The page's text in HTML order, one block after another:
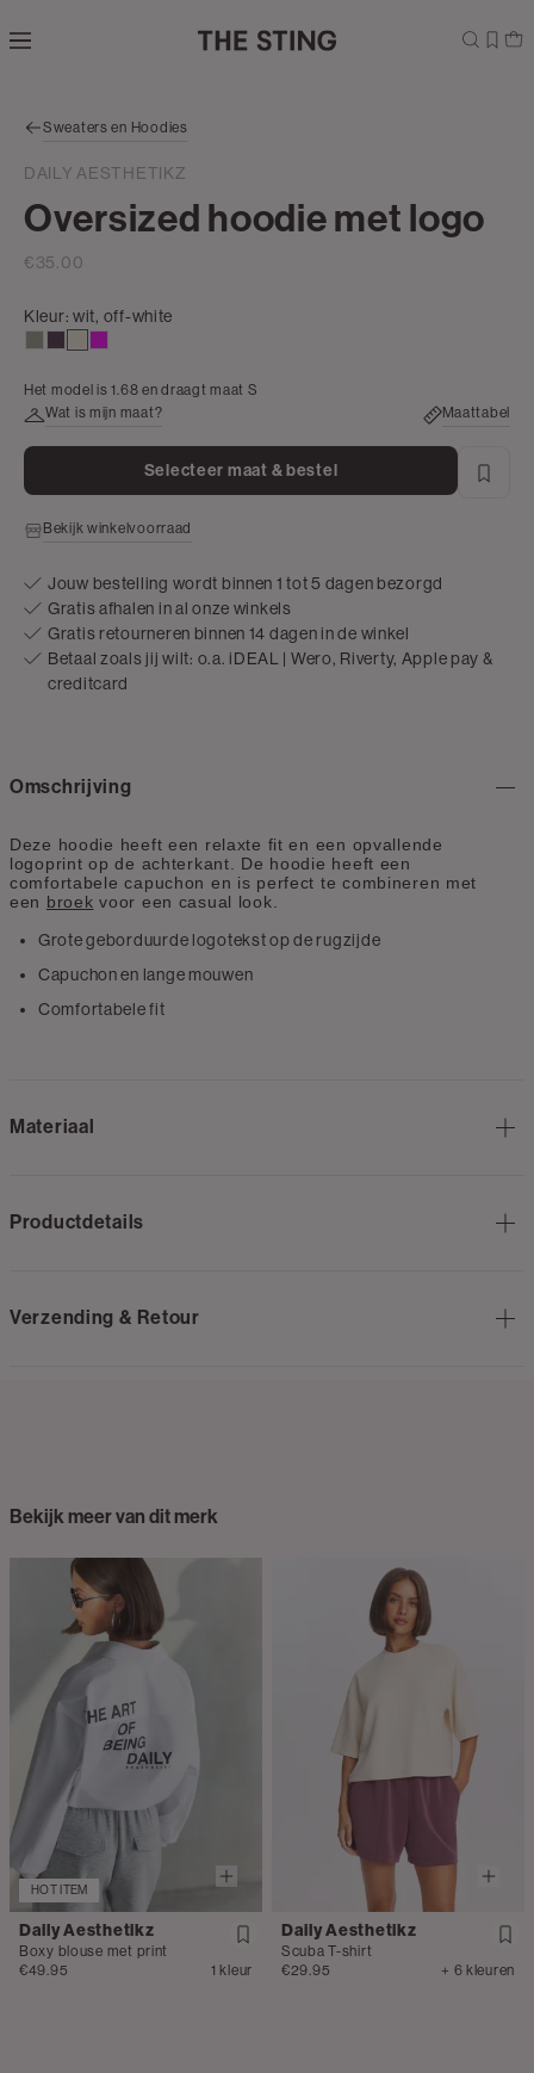
direct naar
zoekbalk
naar de
footer
Sweaters en Hoodies
DAILY AESTHETIKZ
Oversized hoodie met logo
€35.00
Kleur:wit, off-white
licht white
Het model is 1.68 en draagt maat S
Wat is mijn maat?
Maattabel
Selecteer maat & bestel
Bekijk winkelvoorraad
Jouw bestelling wordt binnen 1 tot 5 dagen bezorgd
Gratis afhalen in al onze winkels
Gratis retourneren binnen 14 dagen in de winkel
Betaal zoals jij wilt: o.a. iDEAL | Wero, Riverty, Apple pay &
creditcard
Omschrijving
Deze hoodie heeft een relaxte fit en een opvallende
logoprint op de achterkant . De hoodie heeft een
comfortabele capuchon en is perfect te combineren met
een broek voor een casual look
Grote geborduurde logotekst op de rugzijde
Capuchon en lange mouwen
Comfortabele fit
Materiaal
Productdetails
Verzending & Retour
Bekijk meer van dit merk
HOT ITEM
Daily Aesthetikz
Boxy blouse met print
€49.95
1 kleur
Daily Aesthetikz
Scuba T-shirt
€29.95
+ 6 kleuren